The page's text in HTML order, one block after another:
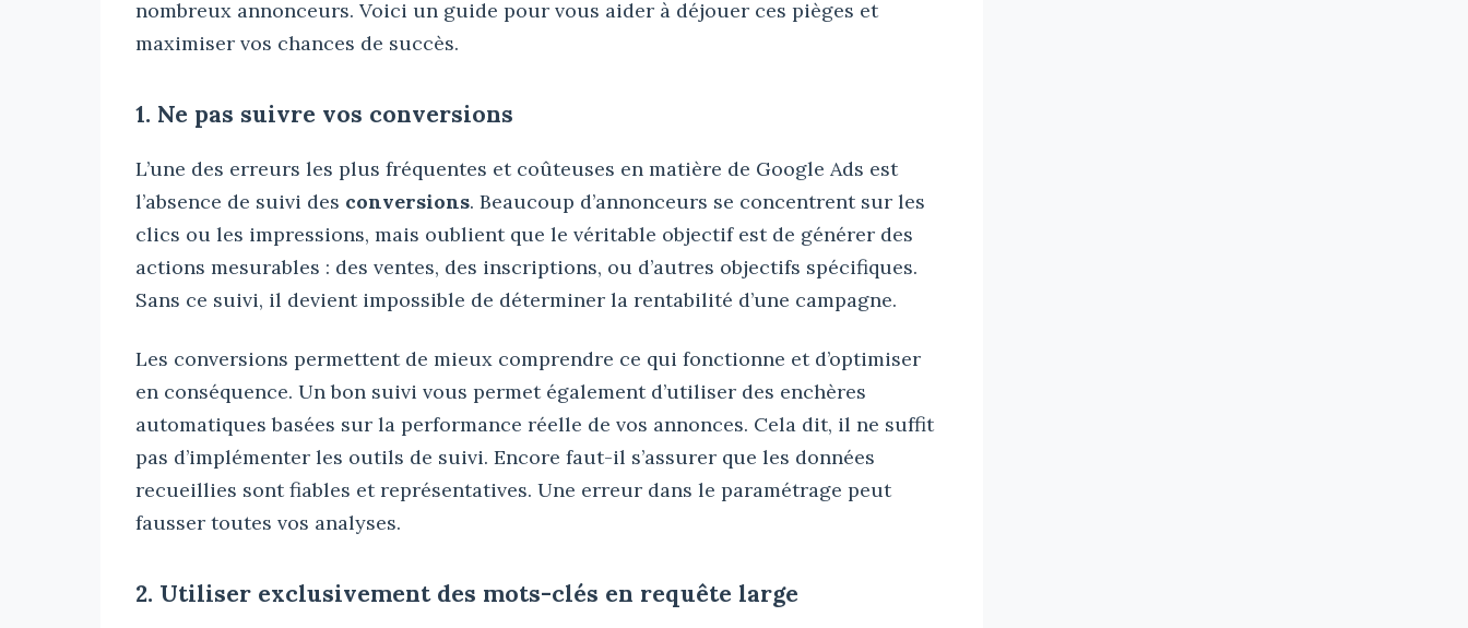
nombreux annonceurs. Voici un guide pour vous aider à déjouer ces pièges et
maximiser vos chances de succès.
1. Ne pas suivre vos conversions
L’une des erreurs les plus fréquentes et coûteuses en matière de Google Ads est
l’absence de suivi des conversions. Beaucoup d’annonceurs se concentrent sur les
clics ou les impressions, mais oublient que le véritable objectif est de générer des
actions mesurables : des ventes, des inscriptions, ou d’autres objectifs spécifiques.
Sans ce suivi, il devient impossible de déterminer la rentabilité d’une campagne.
Les conversions permettent de mieux comprendre ce qui fonctionne et d’optimiser
en conséquence. Un bon suivi vous permet également d’utiliser des enchères
automatiques basées sur la performance réelle de vos annonces. Cela dit, il ne suffit
pas d’implémenter les outils de suivi. Encore faut-il s’assurer que les données
recueillies sont fiables et représentatives. Une erreur dans le paramétrage peut
fausser toutes vos analyses.
2. Utiliser exclusivement des mots-clés en requête large